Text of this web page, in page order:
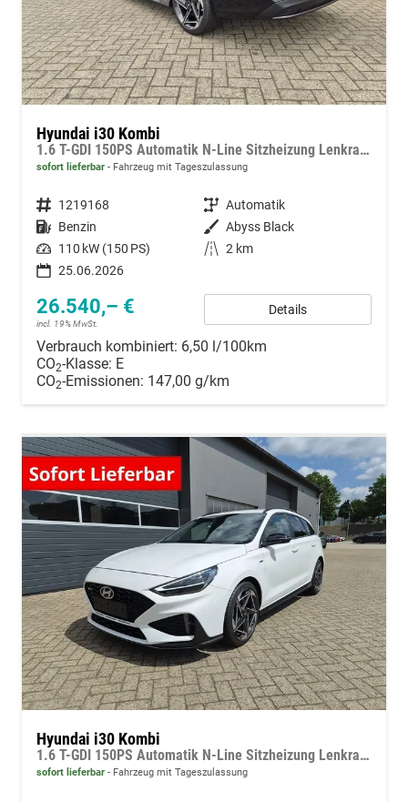
Hyundai i30 Kombi
1.6 T-GDI 150PS Automatik N-Line Sitzheizung Lenkradheizung Klimaautomatik Navi 10,3"-Touchscreen Bluelink Apple CarPlay + Android Auto PDC v+h Rückf.Kamera 18-LM
sofort lieferbar Fahrzeug mit Tageszulassung
Fahrzeugnummer 1219168 Getriebe Automatik
Kraftstoff Benzin Außenfarbe Abyss Black
Leistung 110 kW (150 PS) Kilometerstand 2 km
25.06.2026
26.540,– €
incl. 19% MwSt.
Details
Verbrauch kombiniert: 6,50 l/100km
CO2-Klasse: E
CO2-Emissionen: 147,00 g/km
Hyundai i30 Kombi
1.6 T-GDI 150PS Automatik N-Line Sitzheizung Lenkradheizung Klimaautomatik Navi 10,3"-Touchscreen Bluelink Apple CarPlay + Android Auto PDC v+h Rückf.Kamera 18-LM
sofort lieferbar Fahrzeug mit Tageszulassung